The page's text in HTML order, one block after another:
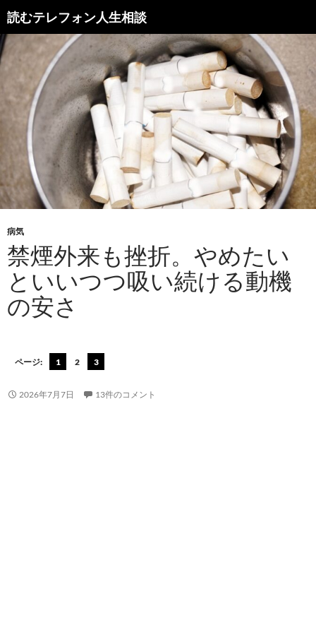
読むテレフォン人生相談
病気
禁煙外来も挫折。やめたい
といいつつ吸い続ける動機
の安さ
ページ: 1 2 3
2026年7月7日 13件のコメント